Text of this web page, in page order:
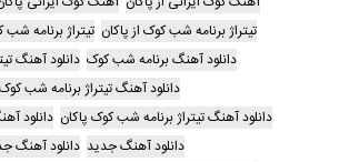
تیتراژ برنامه شب کوک از پاکان تیتراژ برنامه شب
دانلود آهنگ برنامه شب کوک دانلود آهنگ
دانلود آهنگ تیتراژ برنامه شب کوک
دانلود آهنگ تیتراژ برنامه شب کوک پاکان دانلود
دانلود آهنگ جدید دانلود آهنگ